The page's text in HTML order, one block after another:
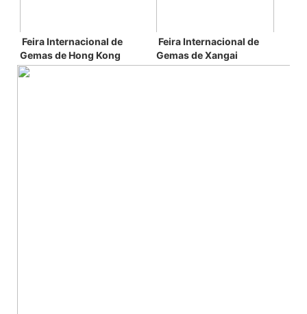
Feira Internacional de
Gemas de Hong Kong
Feira Internacional de
Gemas de Xangai